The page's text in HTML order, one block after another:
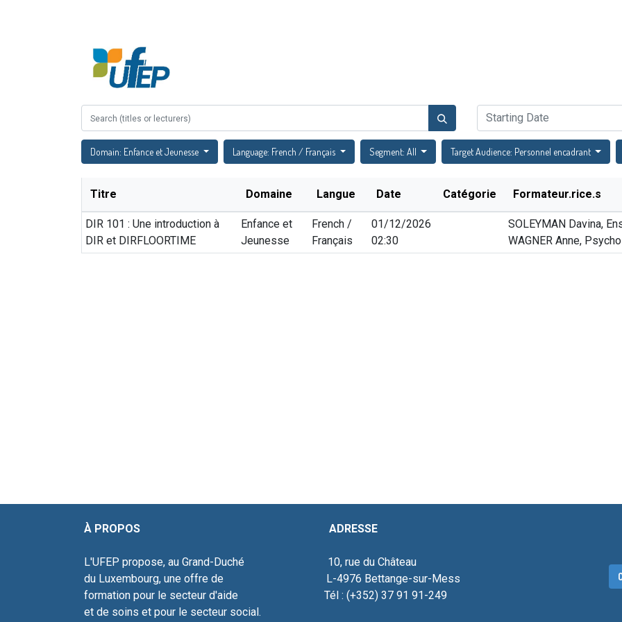
Domain: Enfance et Jeunesse Language: French / Français Segment: All Target Audience: Personnel encadrant
Titre Domaine Langue Date Catégorie Formateur.rice.s
DIR 101 : Une introduction à
DIR et DIRFLOORTIME
Enfance et
Jeunesse
French /
Français
01/12/2026
02:30
SOLEYMAN Davina,
WAGNER Anne,
À PROPOS ADRESSE
L'UFEP propose, au Grand-Duché 10, rue du Château
du Luxembourg, une offre de L-4976 Bettange-sur-Mess
formation pour le secteur d'aide Tél : (+352) 37 91 91-249
et de soins et pour le secteur social.